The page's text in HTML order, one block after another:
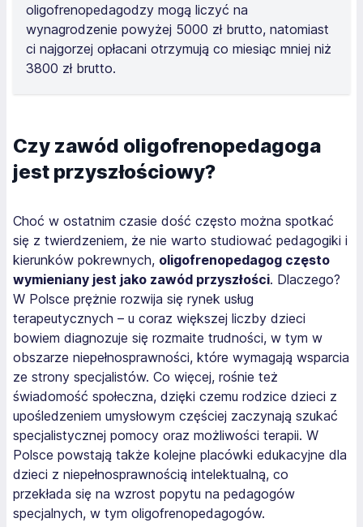
oligofrenopedagodzy mogą liczyć na
wynagrodzenie powyżej 5000 zł brutto, natomiast
ci najgorzej opłacani otrzymują co miesiąc mniej niż
3800 zł brutto.
Czy zawód oligofrenopedagoga
jest przyszłościowy?
Choć w ostatnim czasie dość często można spotkać
się z twierdzeniem, że nie warto studiować pedagogiki i
kierunków pokrewnych, oligofrenopedagog często
wymieniany jest jako zawód przyszłości. Dlaczego?
W Polsce prężnie rozwija się rynek usług
terapeutycznych – u coraz większej liczby dzieci
bowiem diagnozuje się rozmaite trudności, w tym w
obszarze niepełnosprawności, które wymagają wsparcia
ze strony specjalistów. Co więcej, rośnie też
świadomość społeczna, dzięki czemu rodzice dzieci z
upośledzeniem umysłowym częściej zaczynają szukać
specjalistycznej pomocy oraz możliwości terapii. W
Polsce powstają także kolejne placówki edukacyjne dla
dzieci z niepełnosprawnością intelektualną, co
przekłada się na wzrost popytu na pedagogów
specjalnych, w tym oligofrenopedagogów.